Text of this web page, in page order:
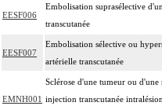
EESF006
Embolisation suprasélective
transcutanée
EESF007
Embolisation sélective ou
artérielle transcutanée
EMNH001
Sclérose d'une tumeur ou
injection transcutanée